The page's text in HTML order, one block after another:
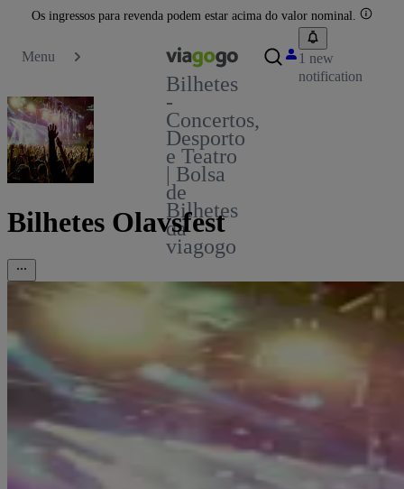
Os ingressos para revenda podem estar acima do valor nominal.
Menu
Bilhetes
-
Concertos,
Desporto
e Teatro
| Bolsa
de
Bilhetes
da
viagogo
1 new
notification
Bilhetes Olavsfest